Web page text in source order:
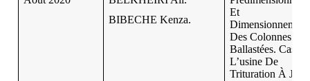
BIBECHE Kenza.
Et
Dimensionnement
Des Colonnes
Ballastées. Cas
L’usine De
Trituration À Jijel.